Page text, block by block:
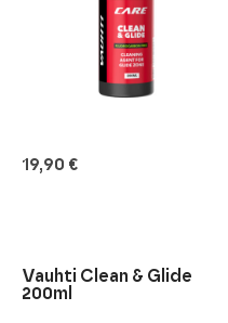
19,90 €
Vauhti Clean & Glide
200ml